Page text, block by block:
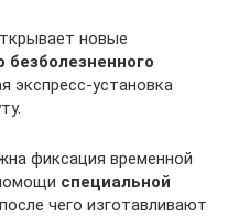
новые
безболезненного
экспресс-установка
фиксация временной
специальной
чего изготавливают